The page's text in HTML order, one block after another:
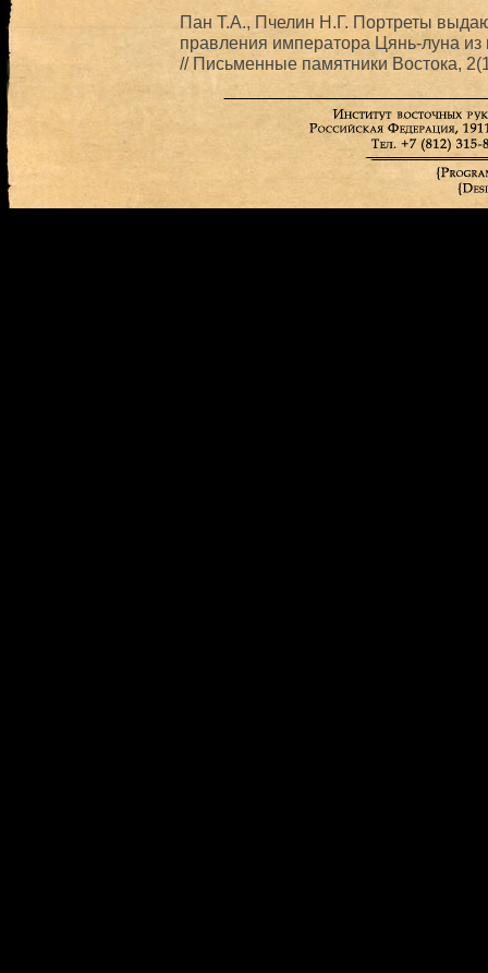
Пан Т.А., Пчелин Н.Г. Портреты
правления императора Цянь-луна
// Письменные памятники Востока,